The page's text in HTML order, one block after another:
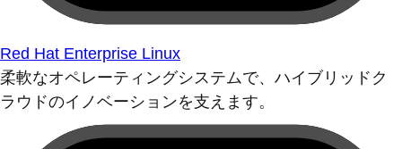
Red Hat Enterprise Linux
柔軟なオペレーティングシステムで、ハイブリッドク
ラウドのイノベーションを支えます。